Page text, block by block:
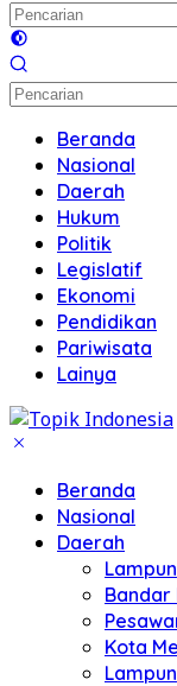
Beranda
Nasional
Daerah
Hukum
Politik
Legislatif
Ekonomi
Pendidikan
Pariwisata
Lainya
Beranda
Nasional
Daerah
Bandar
Kota